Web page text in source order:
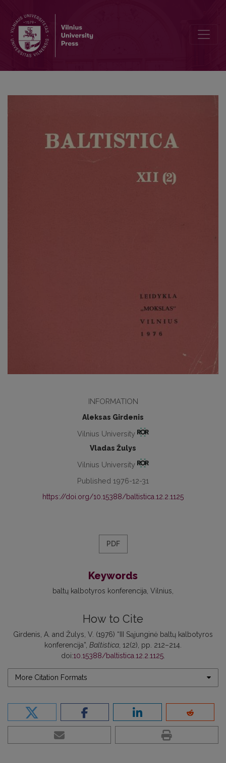
INFORMATION
Aleksas Girdenis
Vilnius University
Vladas Žulys
Vilnius University
Published 1976-12-31
https://doi.org/10.15388/baltistica.12.2.1125
PDF
Keywords
baltų kalbotyros konferencija Vilnius
How to Cite
Girdenis, A. and Žulys, V. (1976) “III Sąjunginė baltų kalbotyros
konferencija”, Baltistica , 12(2), pp. 212–214.
doi:10.15388/baltistica.12.2.1125
More Citation Formats